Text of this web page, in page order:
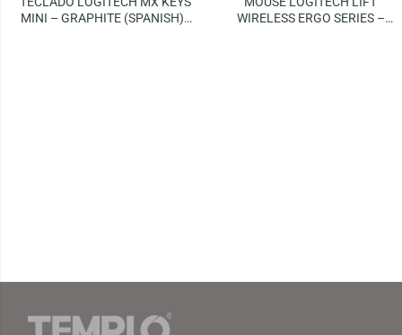
MINI – GRAPHITE (SPANISH) |
WIRELESS ERGO SERIES –